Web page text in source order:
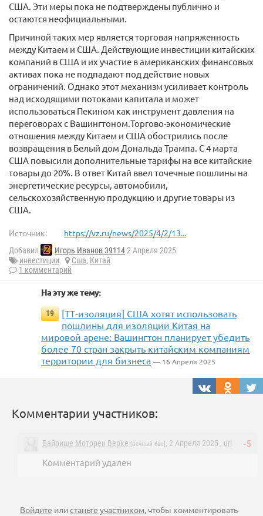
США. Эти меры пока не подтверждены публично и
остаются неофициальными.
Причиной таких мер является торговая напряженность
между Китаем и США. Действующие инвестиции китайских
компаний в США и их участие в американских финансовых
активах пока не подпадают под действие новых
ограничений. Однако этот механизм усиливает контроль
над исходящими потоками капитала и может
использоваться Пекином как инструмент давления на
переговорах с Вашингтоном.Торгово-экономические
отношения между Китаем и США обострились после
возвращения в Белый дом Дональда Трампа. С 4 марта
США повысили дополнительные тарифы на все китайские
товары до 20%. В ответ Китай ввел точечные пошлины на
энергетические ресурсы, автомобили,
сельскохозяйственную продукцию и другие товары из
США.
Источник: https://vz.ru/news/2025/4/2/13...
Добавил Игорь Иванов 391142 Апреля 2025
инвестиции
Сша, Китай
1 комментарий
На эту же тему:
19
[ТТ-изоляция] США хотят использовать
пошлины для изоляции Китая на
мировой арене: Вашингтон планирует убедить
более 70 стран закрыть китайским компаниям
территории для бизнеса — 16 Апреля 2025
Комментарии участников:
-5
Байрише Моторен Верке [вечный бан] , 2 Апреля 2025 , url
Комментарий удален
Войдите илистаньте участником, чтобы комментировать